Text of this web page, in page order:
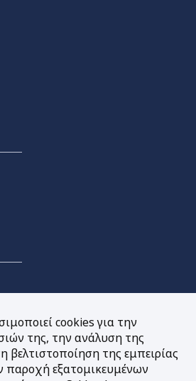
cookies για την
της, την ανάλυση της
βελτιστοποίηση της εμπειρίας
παροχή εξατομικευμένων